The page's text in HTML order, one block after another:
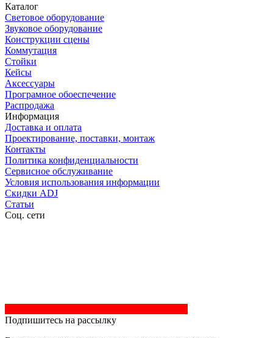
Каталог
Световое оборудование
Звуковое оборудование
Конструкции сцены
Коммутация
Стойки
Кейсы
Аксессуары
Програмное обоеспечение
Распродажа
Информация
Доставка и оплата
Проектирование, поставки, монтаж
Контакты
Политика конфиденциальности
Сервисное обслуживание
Условия использования информации
Скидки ADJ
Статьи
Соц. сети
Подпишитесь на рассылку